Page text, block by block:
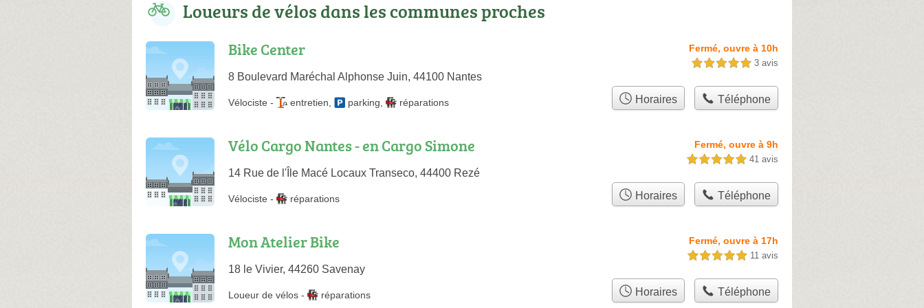
Loueurs de vélos dans les communes proches
Bike Center
8 Boulevard Maréchal Alphonse Juin, 44100 Nantes
Fermé, ouvre à 10h
5,0 étoiles sur 5 3 avis
Vélociste - entretien parking réparations Horaires Téléphone
Vélo Cargo Nantes - en Cargo Simone
14 Rue de l'Île Macé Locaux Transeco, 44400 Rezé
Fermé, ouvre à 9h
5,0 étoiles sur 5 41 avis
Vélociste - réparations Horaires Téléphone
Mon Atelier Bike
18 le Vivier, 44260 Savenay
Fermé, ouvre à 17h
5,0 étoiles sur 5 11 avis
Loueur de vélos - réparations Horaires Téléphone